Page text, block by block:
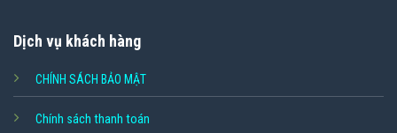
Dịch vụ khách hàng
CHÍNH SÁCH BẢO MẬT
Chính sách thanh toán